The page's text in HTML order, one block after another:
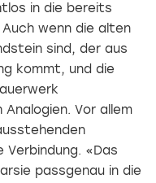
in die bereits
wenn die alten
sind, der aus
kommt, und die
Vor allem
«Das
passgenau in die